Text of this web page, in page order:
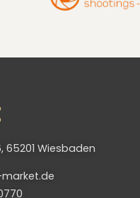
65201 Wiesbaden